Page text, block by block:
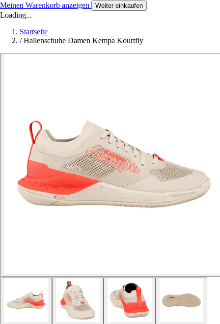
Meinen Warenkorb anzeigen Weiter einkaufen
Loading...
Startseite
/ Hallenschuhe Damen Kempa Kourtfly